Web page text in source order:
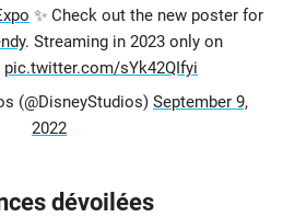
✨ Check out the new poster for
. Streaming in 2023 only on
pic.twitter.com/sYk42QIfyi
(@DisneyStudios) September 9,
2022
dévoilées